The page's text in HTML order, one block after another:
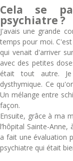
Cela se
psychiatre ?
J'avais une grande
temps pour moi.
qui venait d'arriver
avec des petites
était tout autre.
dysthymique. Ce
Un mélange entre
façon.
Ensuite, grâce à ma
l’hôpital Sainte-
a fait une évaluation
psychiatre qui était